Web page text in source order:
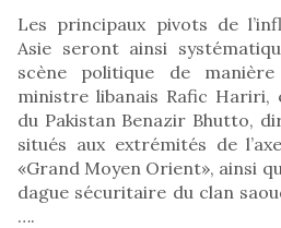
Les principaux pivots de
Asie seront ainsi
scène politique de
ministre libanais Rafic
du Pakistan Benazir Bhutto,
situés aux extrémités de
«Grand Moyen Orient», ainsi
dague sécuritaire du clan
….